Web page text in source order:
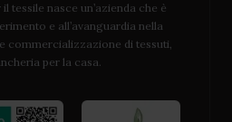
tessile nasce un’azienda che è
e all’avanguardia nella
commercializzazione di tessuti,
per la casa.